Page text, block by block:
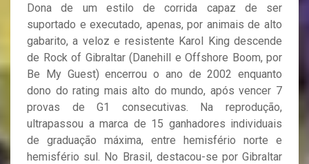
Dona de um estilo de corrida capaz de ser
suportado e executado, apenas, por animais de alto
gabarito, a veloz e resistente Karol King descende
de Rock of Gibraltar (Danehill e Offshore Boom, por
Be My Guest) encerrou o ano de 2002 enquanto
dono do rating mais alto do mundo, após vencer 7
provas de G1 consecutivas. Na reprodução,
ultrapassou a marca de 15 ganhadores individuais
de graduação máxima, entre hemisfério norte e
hemisfério sul. No Brasil, destacou-se por Gibraltar